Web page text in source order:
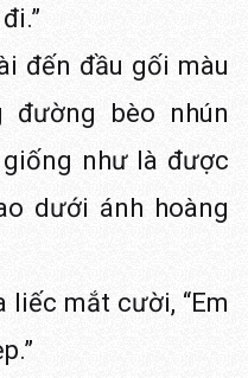
đến đầu gối màu
đường bèo nhún
như là được
dưới ánh hoàng
liếc mắt cười, “Em